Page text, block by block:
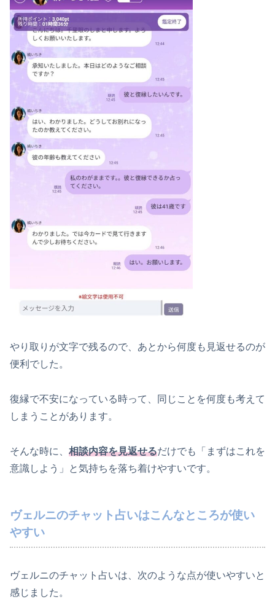
やり取りが文字で残るので、あとから何度も見返せるのが
便利でした。
復縁で不安になっている時って、同じことを何度も考えて
しまうことがあります。
そんな時に、 相談内容を見返せるだけでも「まずはこれを
意識しよう」と気持ちを落ち着けやすいです。
ヴェルニのチャット占いはこんなところが使い
やすい
ヴェルニのチャット占いは、次のような点が使いやすいと
感じました。